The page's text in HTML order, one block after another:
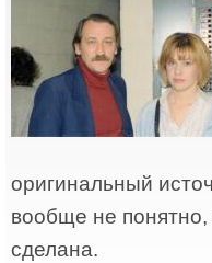
оригинальный
вообще не понятно,
сделана.